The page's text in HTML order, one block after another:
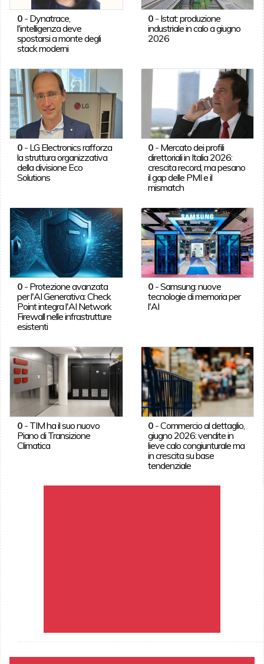
0- Dynatrace,
l'intelligenza deve
spostarsi a monte degli
stack moderni
0 - Istat: produzione
industriale in calo a giugno
2026
0- LG Electronics rafforza
la struttura organizzativa
della divisione Eco
Solutions
0 - Mercato dei profili
direttoriali in Italia 2026:
crescita record, ma pesano
il gap delle PMI e il
mismatch
0- Protezione avanzata
per l'AI Generativa: Check
Point integra l'AI Network
Firewall nelle infrastrutture
esistenti
0 -Samsung: nuove
tecnologie di memoria per
l'AI
0- TIM ha il suo nuovo
Piano di Transizione
Climatica
0 -Commercio al dettaglio,
giugno 2026: vendite in
lieve calo congiunturale ma
in crescita su base
tendenziale